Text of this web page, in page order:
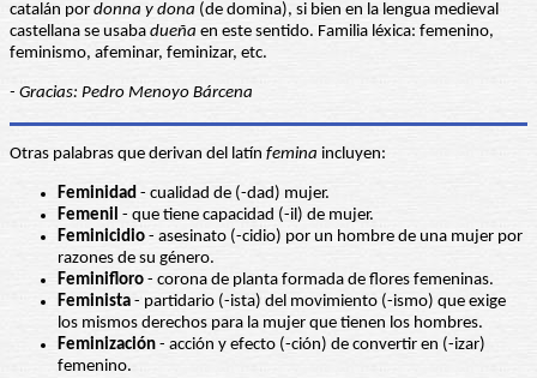
catalán por donna y dona (de domina), si bien en la lengua medieval
castellana se usaba dueña en este sentido. Familia léxica: femenino,
feminismo, afeminar, feminizar, etc.
- Gracias: Pedro Menoyo Bárcena
Otras palabras que derivan del latín femina incluyen:
Feminidad - cualidad de (-dad) mujer.
Femenil - que tiene capacidad (-il) de mujer.
Feminicidio - asesinato (-cidio) por un hombre de una mujer por
razones de su género.
Feminifloro - corona de planta formada de flores femeninas.
Feminista - partidario (-ista) del movimiento (-ismo) que exige
los mismos derechos para la mujer que tienen los hombres.
Feminización - acción y efecto (-ción) de convertir en (-izar)
femenino.